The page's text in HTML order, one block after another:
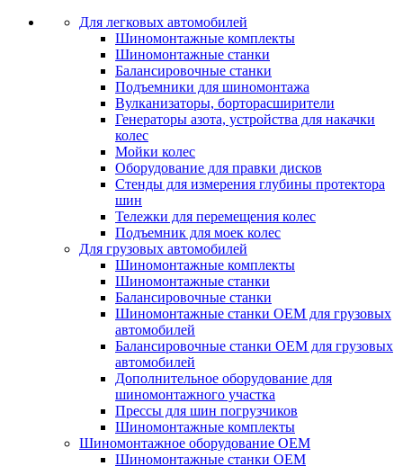
Для легковых автомобилей
Шиномонтажные комплекты
Шиномонтажные станки
Балансировочные станки
Подъемники для шиномонтажа
Вулканизаторы, борторасширители
Генераторы азота, устройства для накачки
колес
Мойки колес
Оборудование для правки дисков
Стенды для измерения глубины протектора
шин
Тележки для перемещения колес
Подъемник для моек колеc
Для грузовых автомобилей
Шиномонтажные комплекты
Шиномонтажные станки
Балансировочные станки
Шиномонтажные станки ОЕМ для грузовых
автомобилей
Балансировочные станки ОЕМ для грузовых
автомобилей
Дополнительное оборудование для
шиномонтажного участка
Прессы для шин погрузчиков
Шиномонтажные комплекты
Шиномонтажное оборудование ОЕМ
Шиномонтажные станки ОЕМ